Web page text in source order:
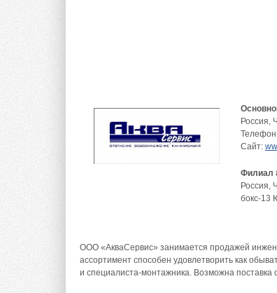
Россия,
Сайт:
Филиал
Россия,
бокс-13
ООО «АкваСервис» занимается продажей
ассортимент способен удовлетворить как
и специалиста-монтажника. Возможна поставка